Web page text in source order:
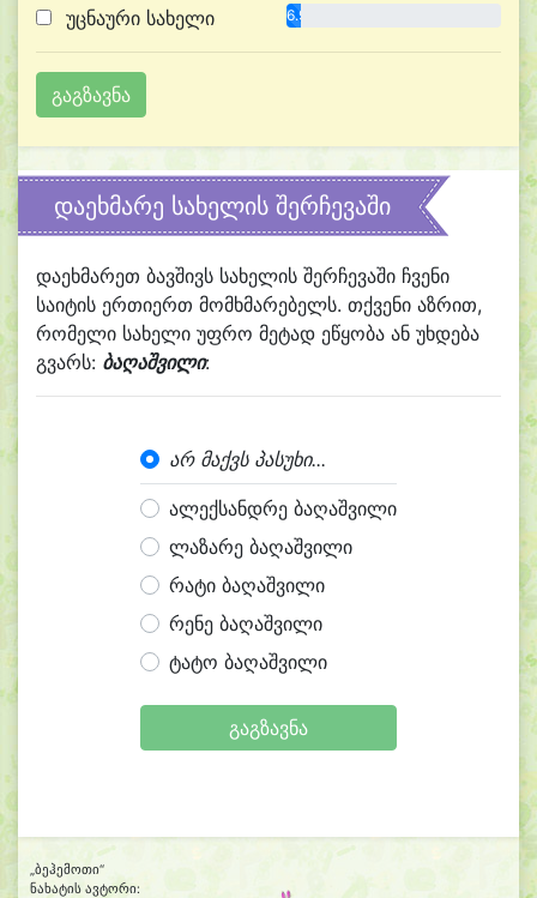
უცნაური სახელი 6.9%
დაეხმარე სახელის შერჩევაში
დაეხმარეთ ბავშივს სახელის შერჩევაში ჩვენი
საიტის ერთიერთ მომხმარებელს. თქვენი აზრით,
რომელი სახელი უფრო მეტად ეწყობა ან უხდება
გვარს: ბაღაშვილი:
არ მაქვს პასუხი...
ალექსანდრე ბაღაშვილი
ლაზარე ბაღაშვილი
რატი ბაღაშვილი
რენე ბაღაშვილი
ტატო ბაღაშვილი
გაგზავნა
„ბეჰემოთი“
ნახატის ავტორი: